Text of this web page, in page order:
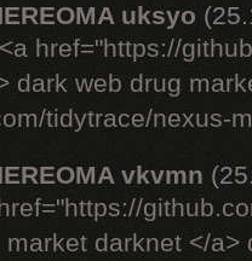
uksyo
href="https://
dark web drug
tidytrace/nexus-
vkvmn
darknet </